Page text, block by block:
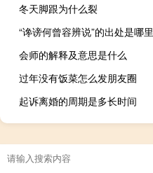
冬天脚跟为什么裂
“谗谤何曾容辨说”的出处是哪里
会师的解释及意思是什么
过年没有饭菜怎么发朋友圈
起诉离婚的周期是多长时间